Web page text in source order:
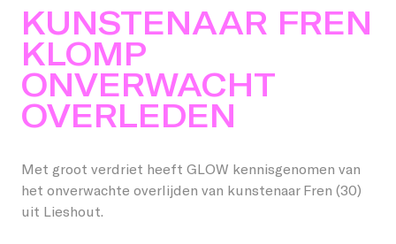
Praktisch
Lichtkunst
Food and Drinks
GLOW Tours
Regio
Eindhoven
Gemeenten
Helmond
Partners
Word regio partner
Jij maakt GLOW
KUNSTENAAR FREN
KLOMP
ONVERWACHT
OVERLEDEN
Met groot verdriet heeft GLOW kennisgenomen van
het onverwachte overlijden van kunstenaar Fren (30)
uit Lieshout.